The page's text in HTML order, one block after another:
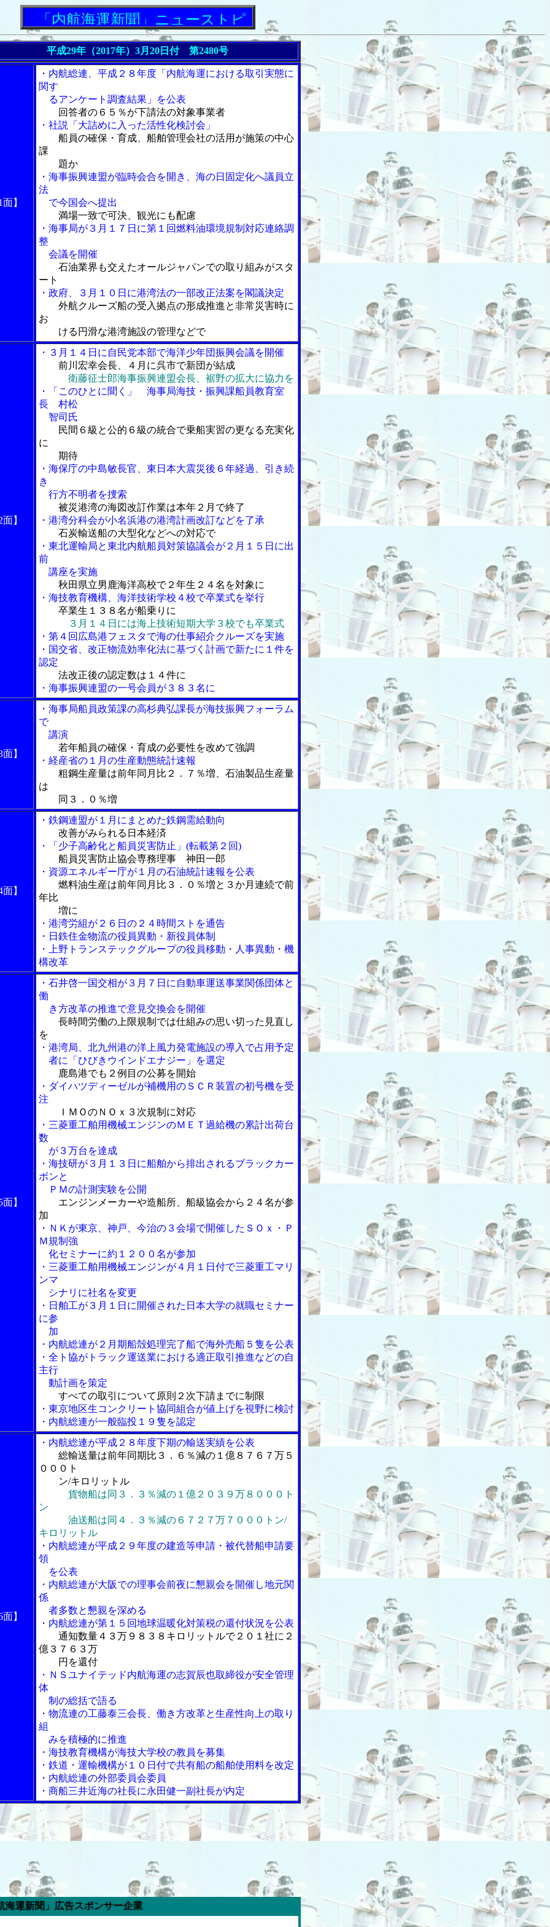
内航海運新聞」ニューストピックス
平成29年（2017年） 3月20日付 第2480号
】
・内航総連、平成２８年度「内航海運における取引実態に
関す
るアンケート調査結果」を公表
回答者の６５％が下請法の対象事業者
・社説「大詰めに入った活性化検討会」
船員の確保・育成、船舶管理会社の活用が施策の中心
課
題か
・海事振興連盟が臨時会合を開き、海の日固定化へ議員立
法
で今国会へ提出
満場一致で可決、観光にも配慮
・海事局が３月１７日に第１回燃料油環境規制対応連絡調
整
会議を開催
石油業界も交えたオールジャパンでの取り組みがスタ
ート
・政府、３月１０日に港湾法の一部改正法案を閣議決定
外航クルーズ船の受入拠点の形成推進と非常災害時に
お
ける円滑な港湾施設の管理などで
】
・３月１４日に自民党本部で海洋少年団振興会議を開催
前川宏幸会長、４月に呉市で新団が結成
衛藤征士郎海事振興連盟会長、裾野の拡大に協力を
・「このひとに聞く」 海事局海技・振興課船員教育室
長 村松
智司氏
民間６級と公的６級の統合で乗船実習の更なる充実化
に
期待
・海保庁の中島敏長官、東日本大震災後６年経過、引き続
き
行方不明者を捜索
被災港湾の海図改訂作業は本年２月で終了
・港湾分科会が小名浜港の港湾計画改訂などを了承
石炭輸送船の大型化などへの対応で
・東北運輸局と東北内航船員対策協議会が２月１５日に出
前
講座を実施
秋田県立男鹿海洋高校で２年生２４名を対象に
・海技教育機構、海洋技術学校４校で卒業式を挙行
卒業生１３８名が船乗りに
３月１４日には海上技術短期大学３校でも卒業式
・第４回広島港フェスタで海の仕事紹介クルーズを実施
・国交省、改正物流効率化法に基づく計画で新たに１件を
認定
法改正後の認定数は１４件に
・海事振興連盟の一号会員が３８３名に
】
・海事局船員政策課の高杉典弘課長が海技振興フォーラム
で
講演
若年船員の確保・育成の必要性を改めて強調
・経産省の１月の生産動態統計速報
粗鋼生産量は前年同月比２．７％増、石油製品生産量
は
同３．０％増
】
・鉄鋼連盟が１月にまとめた鉄鋼需給動向
改善がみられる日本経済
・「少子高齢化と船員災害防止」(転載第２回)
船員災害防止協会専務理事 神田一郎
・資源エネルギー庁が１月の石油統計速報を公表
燃料油生産は前年同月比３．０％増と３か月連続で前
年比
増に
・港湾労組が２６日の２４時間ストを通告
・日鉄住金物流の役員異動・新役員体制
・上野トランステックグループの役員移動・人事異動・機
構改革
】
・石井啓一国交相が３月７日に自動車運送事業関係団体と
働
き方改革の推進で意見交換会を開催
長時間労働の上限規制では仕組みの思い切った見直し
を
・港湾局、北九州港の洋上風力発電施設の導入で占用予定
者に「ひびきウインドエナジー」を選定
鹿島港でも２例目の公募を開始
・ダイハツディーゼルが補機用のＳＣＲ装置の初号機を受
注
ＩＭＯのＮＯｘ３次規制に対応
・三菱重工舶用機械エンジンのＭＥＴ過給機の累計出荷台
数
が３万台を達成
・海技研が３月１３日に船舶から排出されるブラックカー
ボンと
ＰＭの計測実験を公開
エンジンメーカーや造船所、船級協会から２４名が参
加
・ＮＫが東京、神戸、今治の３会場で開催したＳＯｘ・Ｐ
Ｍ規制強
化セミナーに約１２００名が参加
・三菱重工舶用機械エンジンが４月１日付で三菱重工マリ
ンマ
シナリに社名を変更
・日舶工が３月１日に開催された日本大学の就職セミナー
に参
加
・内航総連が２月期船殻処理完了船で海外売船５隻を公表
・全ト協がトラック運送業における適正取引推進などの自
主行
動計画を策定
すべての取引について原則２次下請までに制限
・東京地区生コンクリート協同組合が値上げを視野に検討
・内航総連が一般臨投１９隻を認定
】
・内航総連が平成２８年度下期の輸送実績を公表
総輸送量は前年同期比３．６％減の１億８７６７万５
０００ト
ン/キロリットル
貨物船は同３．３％減の１億２０３９万８０００ト
ン
油送船は同４．３％減の６７２７万７０００トン/
キロリットル
・内航総連が平成２９年度の建造等申請・被代替船申請要
領
を公表
・内航総連が大阪での理事会前夜に懇親会を開催し地元関
係
者多数と懇親を深める
・内航総連が第１５回地球温暖化対策税の還付状況を公表
通知数量４３万９８３８キロリットルで２０１社に２
億３７６３万
円を還付
・ＮＳユナイテッド内航海運の志賀辰也取締役が安全管理
体
制の総括で語る
・物流連の工藤泰三会長、働き方改革と生産性向上の取り
組
みを積極的に推進
・海技教育機構が海技大学校の教員を募集
・鉄道・運輸機構が１０日付で共有船の船舶使用料を改定
・内航総連の外部委員会委員
・商船三井近海の社長に永田健一副社長が内定
スポンサー企業